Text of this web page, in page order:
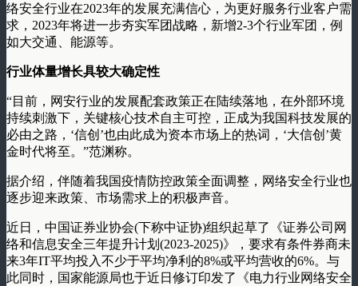
络安全行业在2023年的发展充满信心，为更好服务行业客户需
求，2023年将进一步夯实军团战略，新增2-3个行业军团，例
如大交通、能源等。
行业体量增长具较大确定性
“目前，网安行业的发展配套政策正在陆续落地，在外部环境
持续刺激下，关键核心技术自主可控，正成为我国科技发展的
必由之路，‘信创’也由此成为资本市场上的热词，‘大信创’黄
金时代将至。”范渊称。
据介绍，伴随着我国疫情防控政策全面调整，网络安全行业也
逐步迎来政策、市场需求上的积极声音。
近日，中国证券业协会(下称中证协)组织起草了《证券公司网
络和信息安全三年提升计划(2023-2025)》，要求有条件券商未
来3年IT平均投入不少于平均净利的8%或平均营收的6%。与
此同时，国家能源局也于近日修订印发了《电力行业网络安全